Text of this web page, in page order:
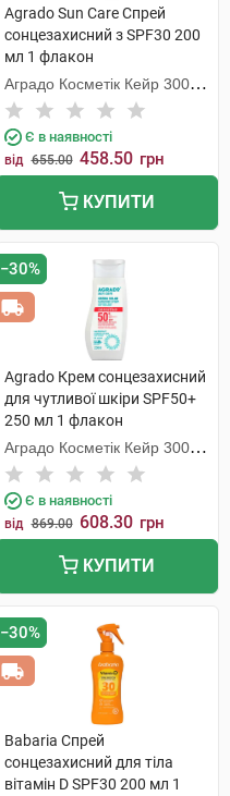
Agrado Sun Care Спрей
сонцезахисний з SPF30 200
мл 1 флакон
Аградо Косметік Кейр 3000
С.Л.У.
Є в наявності
від 655.00 458.50 грн
КУПИТИ
−30%
Agrado Крем сонцезахисний
для чутливої шкіри SPF50+
250 мл 1 флакон
Аградо Косметік Кейр 3000
С.Л.У.
Є в наявності
від 869.00 608.30 грн
КУПИТИ
−30%
Babaria Спрей
сонцезахисний для тіла
вітамін D SPF30 200 мл 1